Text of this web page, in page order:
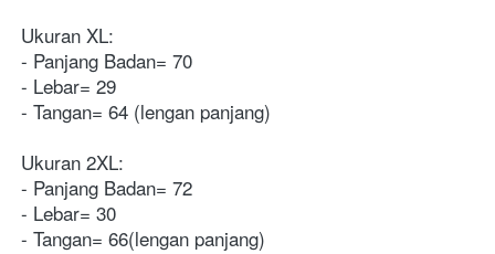
Ukuran XL:
- Panjang Badan= 70
- Lebar= 29
- Tangan= 64 (lengan panjang)
Ukuran 2XL:
- Panjang Badan= 72
- Lebar= 30
- Tangan= 66(lengan panjang)